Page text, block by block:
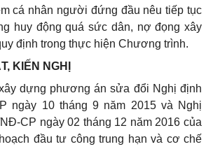
cá nhân người đứng đầu nêu tiếp tục
huy động quá sức dân, nợ đọng xây
định trong thực hiện Chương trình.
KIẾN NGHỊ
dựng phương án sửa đổi Nghị định
ngày 10 tháng 9 năm 2015 và Nghị
CP ngày 02 tháng 12 năm 2016 của
đầu tư công trung hạn và cơ chế